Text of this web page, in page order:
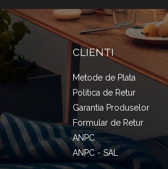
CLIENTI
Metode de Plata
Politica de Retur
Garantia Produselor
Formular de Retur
ANPC
ANPC - SAL